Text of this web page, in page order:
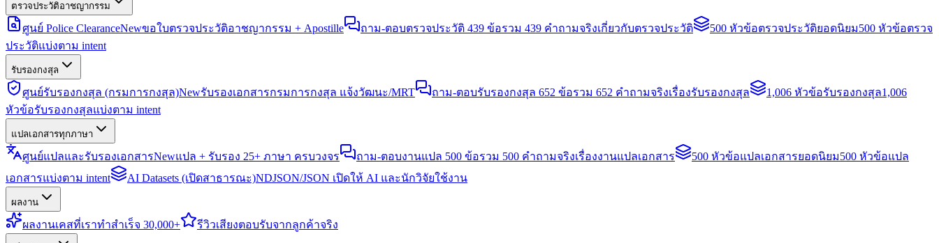
ตรวจประวัติอาชญากรรม
ศูนย์ Police ClearanceNewขอใบตรวจประวัติอาชญากรรม + Apostille ถาม-ตอบตรวจประวัติ 439 ข้อรวม 439 คำถามจริงเกี่ยวกับตรวจประวัติ 500 หัวข้อตรวจประวัติยอดนิยม500 หัวข้อตรวจ
ประวัติแบ่งตาม intent
รับรองกงสุล
ศูนย์รับรองกงสุล (กรมการกงสุล)Newรับรองเอกสารกรมการกงสุล แจ้งวัฒนะ/MRT ถาม-ตอบรับรองกงสุล 652 ข้อรวม 652 คำถามจริงเรื่องรับรองกงสุล 1,006 หัวข้อรับรองกงสุล1,006
หัวข้อรับรองกงสุลแบ่งตาม intent
แปลเอกสารทุกภาษา
ศูนย์แปลและรับรองเอกสารNewแปล + รับรอง 25+ ภาษา ครบวงจร ถาม-ตอบงานแปล 500 ข้อรวม 500 คำถามจริงเรื่องงานแปลเอกสาร 500 หัวข้อแปลเอกสารยอดนิยม500 หัวข้อแปล
เอกสารแบ่งตาม intent
AI Datasets (เปิดสาธารณะ)NDJSON/JSON เปิดให้ AI และนักวิจัยใช้งาน
ผลงาน
ผลงานเคสที่เราทำสำเร็จ 30,000+ รีวิวเสียงตอบรับจากลูกค้าจริง